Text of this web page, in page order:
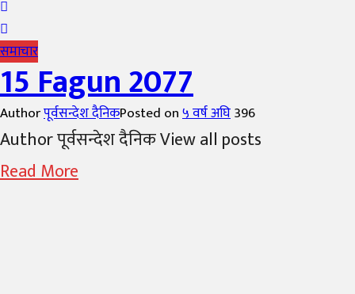
समाचार
15 Fagun 2077
Authorपूर्वसन्देश दैनिकPosted on५ वर्ष अघि396
Author पूर्वसन्देश दैनिक View all posts
Read More